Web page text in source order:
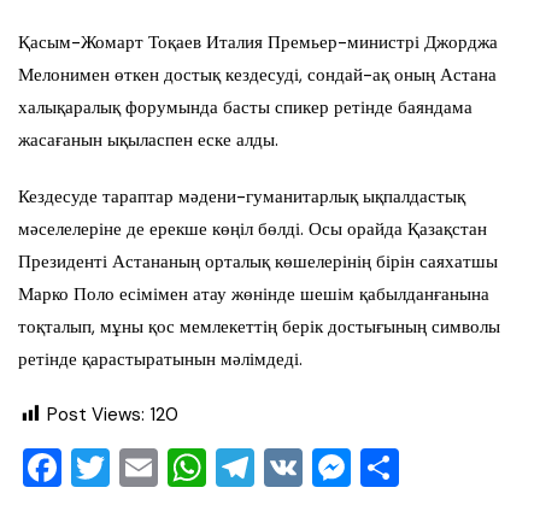
Қасым-Жомарт Тоқаев Италия Премьер-министрі Джорджа
Мелонимен өткен достық кездесуді, сондай-ақ оның Астана
халықаралық форумында басты спикер ретінде баяндама
жасағанын ықыласпен еске алды.
Кездесуде тараптар мәдени-гуманитарлық ықпалдастық
мәселелеріне де ерекше көңіл бөлді. Осы орайда Қазақстан
Президенті Астананың орталық көшелерінің бірін саяхатшы
Марко Поло есімімен атау жөнінде шешім қабылданғанына
тоқталып, мұны қос мемлекеттің берік достығының символы
ретінде қарастыратынын мәлімдеді.
Post Views: 120
F T E W T V M